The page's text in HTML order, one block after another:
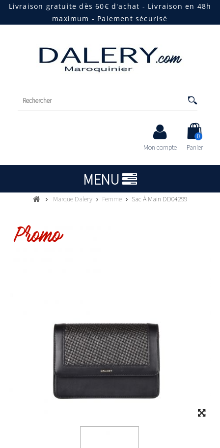
Livraison gratuite dès 60€ d'achat - Livraison en 48h
maximum - Paiement sécurisé
0
Panier
Mon compte
MENU
Marque Dalery Femme Sac À Main DD04299